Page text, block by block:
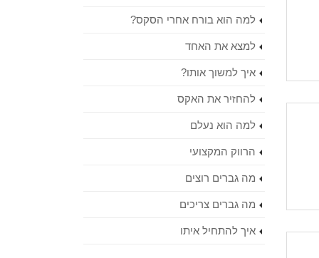
למה הוא בורח אחרי הסקס?
למצא את האחד
איך למשוך אותו?
להחזיר את האקס
למה הוא נעלם
הרווק המקצועי
מה גברים רוצים
מה גברים צריכים
איך להתחיל איתו